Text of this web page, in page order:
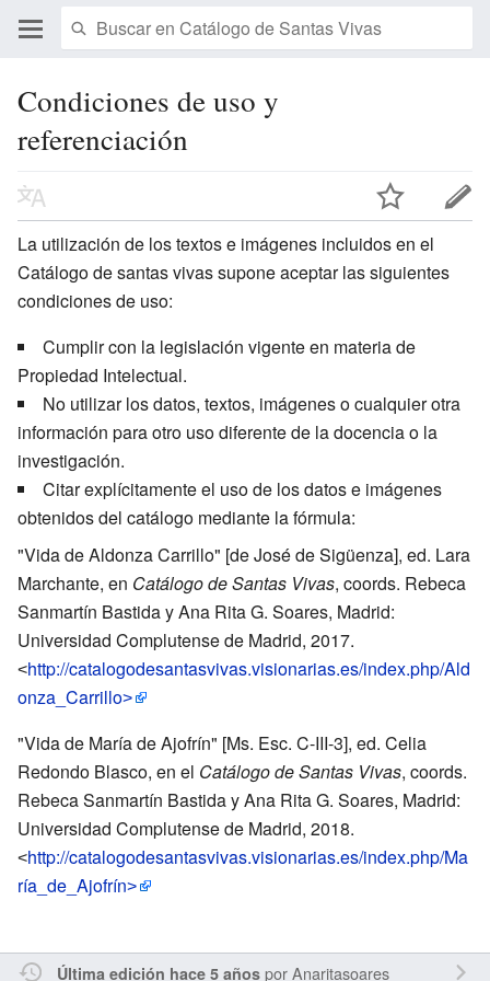
Condiciones de uso y
referenciación
La utilización de los textos e imágenes incluidos en el
Catálogo de santas vivas supone aceptar las siguientes
condiciones de uso:
Cumplir con la legislación vigente en materia de
Propiedad Intelectual.
No utilizar los datos, textos, imágenes o cualquier otra
información para otro uso diferente de la docencia o la
investigación.
Citar explícitamente el uso de los datos e imágenes
obtenidos del catálogo mediante la fórmula:
"Vida de Aldonza Carrillo" [de José de Sigüenza], ed. Lara
Marchante, en Catálogo de Santas Vivas, coords. Rebeca
Sanmartín Bastida y Ana Rita G. Soares, Madrid:
Universidad Complutense de Madrid, 2017.
˂http://catalogodesantasvivas.visionarias.es/index.php/Ald
onza_Carrillo˃
"Vida de María de Ajofrín" [Ms. Esc. C-III-3], ed. Celia
Redondo Blasco, en el Catálogo de Santas Vivas, coords.
Rebeca Sanmartín Bastida y Ana Rita G. Soares, Madrid:
Universidad Complutense de Madrid, 2018.
˂http://catalogodesantasvivas.visionarias.es/index.php/Ma
ría_de_Ajofrín˃
Última edición hace 5 añosporAnaritasoares